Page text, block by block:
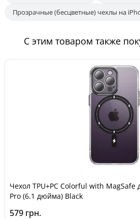
Прозрачные (бесцветные) чехлы на
С этим товаром также
Чехол TPU+PC Colorful with MagSafe
Pro (6.1 дюйма) Black
579 грн.